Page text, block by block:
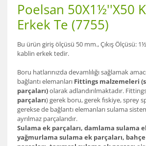
Poelsan 50X1½''X50
Erkek Te (7755)
Bu ürün giriş ölçüsü 50 mm., Çıkış Ölçüsü:
kablin erkek tedir.
Boru hatlarınızda devamlılığı sağlamak
bağlantı elemanları Fittings malzemeleri
parçaları)olarak adlandırılmaktadır.
parçaları) gerek boru, gerek fıskiye, sprey
gerekse de bağlantı elemanları sulama
ayrılmaz parçalarıdır.
Sulama ek parçaları, damlama sulama
yağmurlama sulama ek parçaları,